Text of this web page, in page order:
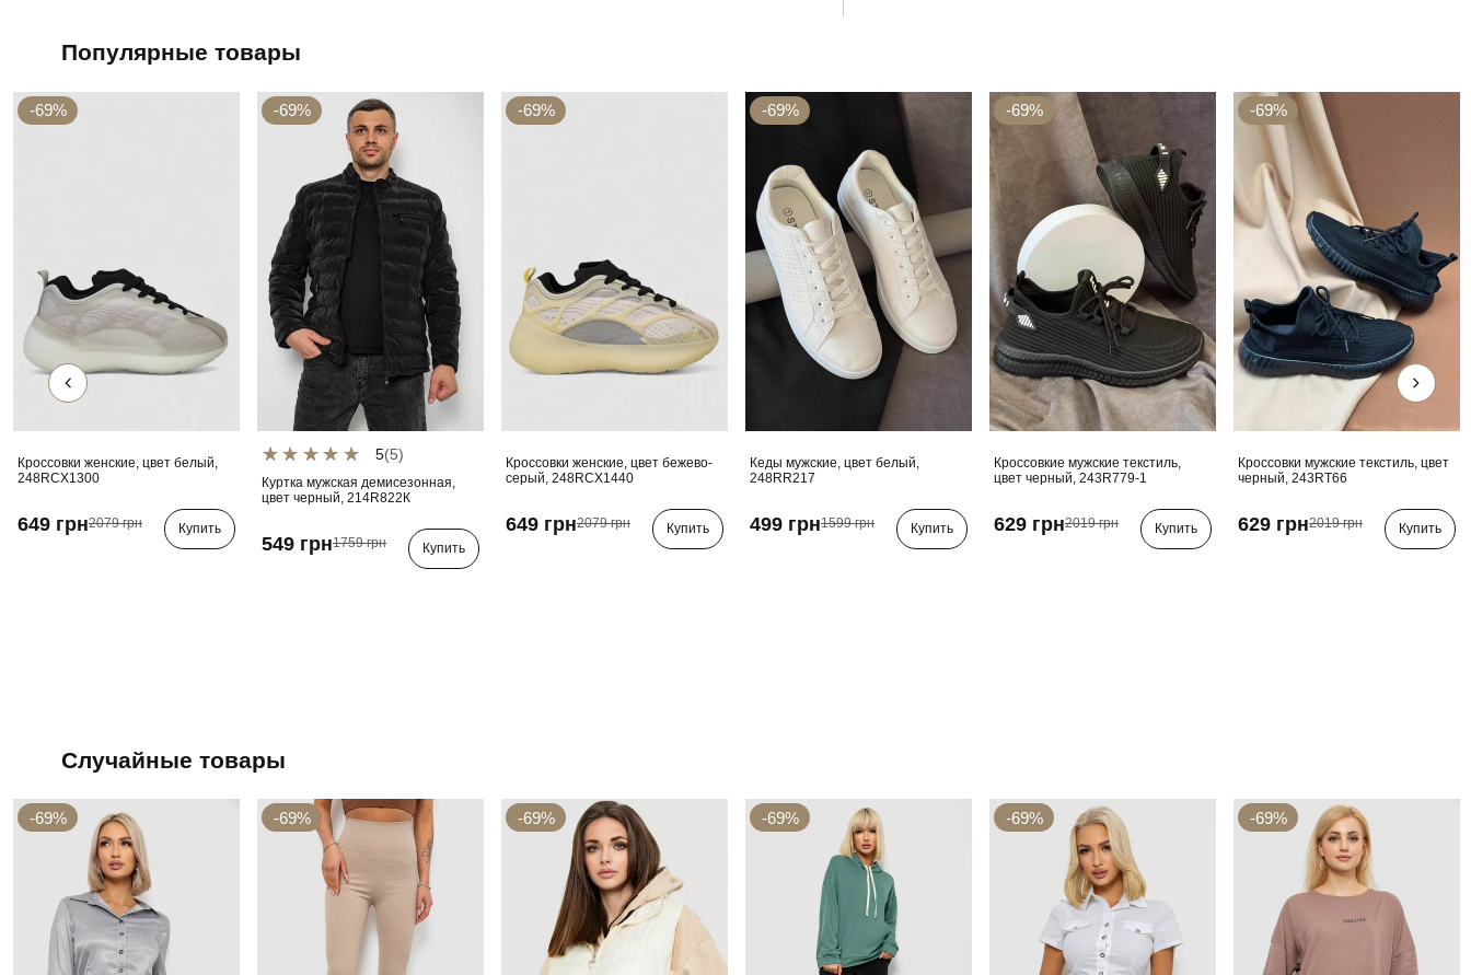
Популярные товары
-69%
Кроссовки женские, цвет белый,
248RCX1300
649 грн2079 грн Купить
-69%
5(5)
Куртка мужская демисезонная,
цвет черный, 214R822К
549 грн1759 грн Купить
-69%
Кроссовки женские, цвет бежево-
серый, 248RCX1440
649 грн2079 грн Купить
-69%
Кеды мужские, цвет белый,
248RR217
499 грн1599 грн Купить
-69%
Кроссовкие мужские текстиль,
цвет черный, 243R779-1
629 грн2019 грн Купить
-69%
Кроссовки мужские текстиль, цвет
черный, 243RT66
629 грн2019 грн Купить
Случайные товары
-69% -69% -69% -69% -69% -69%